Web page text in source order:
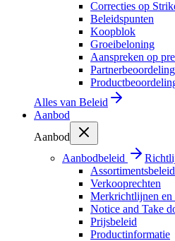
Correcties op
Beleidspunten
Koopblok
Groeibeloning
Aanspreken op
Alles van Beleid
Aanbod
Aanbod
Aanbodbeleid
Assortimentsbeleid
Verkooprechten
Merkrichtlijnen en
Notice and Take
Prijsbeleid
Productinformatie